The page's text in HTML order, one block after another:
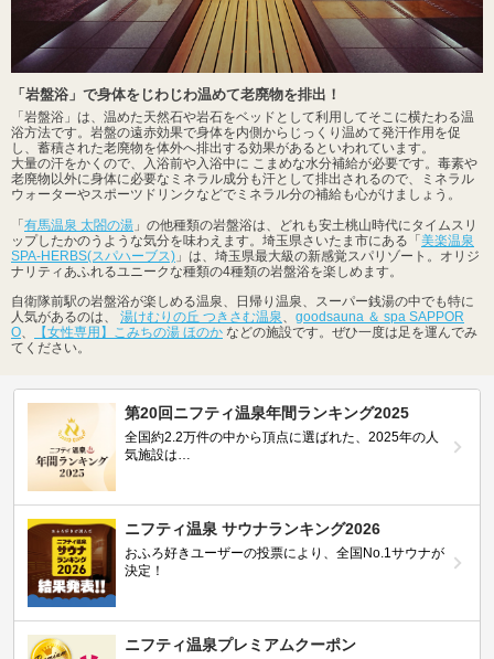
「岩盤浴」で身体をじわじわ温めて老廃物を排出！
「岩盤浴」は、温めた天然石や岩石をベッドとして利用してそこに横たわる温
浴方法です。岩盤の遠赤効果で身体を内側からじっくり温めて発汗作用を促
し、蓄積された老廃物を体外へ排出する効果があるといわれています。
大量の汗をかくので、入浴前や入浴中に こまめな水分補給が必要です。毒素や
老廃物以外に身体に必要なミネラル成分も汗として排出されるので、ミネラル
ウォーターやスポーツドリンクなどでミネラル分の補給も心がけましょう。
「 有馬温泉 太閤の湯 」の他種類の岩盤浴は、どれも安土桃山時代にタイムスリ
ップしたかのうような気分を味わえます。埼玉県さいたま市にある「 美楽温泉
SPA-HERBS(スパハーブス) 」は、埼玉県最大級の新感覚スパリゾート。オリジ
ナリティあふれるユニークな種類の4種類の岩盤浴を楽しめます。
自衛隊前駅の岩盤浴が楽しめる温泉、日帰り温泉、スーパー銭湯の中でも特に
人気があるのは、 湯けむりの丘 つきさむ温泉、 goodsauna ＆ spa SAPPOR
O、 【女性専用】こみちの湯 ほのか などの施設です。ぜひ一度は足を運んでみ
てください。
第20回ニフティ温泉年間ランキング2025
全国約2.2万件の中から頂点に選ばれた、2025年の人
気施設は…
ニフティ温泉 サウナランキング2026
おふろ好きユーザーの投票により、全国No.1サウナが
決定！
ニフティ温泉プレミアムクーポン